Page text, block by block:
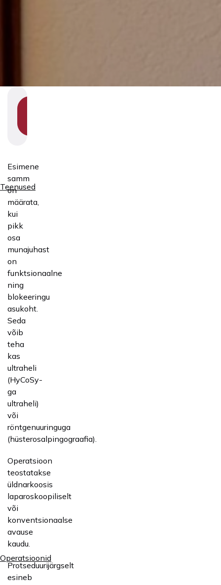
Teenused
Operatsioonid
Esimene
samm
on
määrata,
kui
pikk
osa
munajuhast
on
funktsionaalne
ning
blokeeringu
asukoht.
Seda
võib
teha
kas
ultraheli
(HyCoSy-
ga
ultraheli)
või
röntgenuuringuga
(hüsterosalpingograafia).
Operatsioon
teostatakse
üldnarkoosis
laparoskoopiliselt
või
konventsionaalse
avause
kaudu.
Protseduurijärgselt
esineb